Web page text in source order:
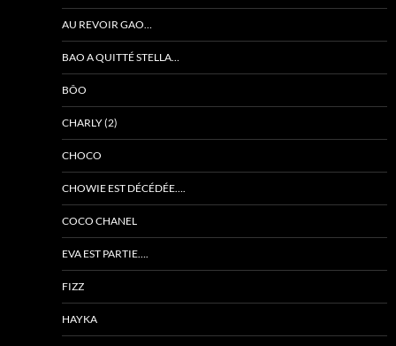
AU REVOIR GAO…
BAO A QUITTÉ STELLA…
BÔO
CHARLY (2)
CHOCO
CHOWIE EST DÉCÉDÉE….
COCO CHANEL
EVA EST PARTIE….
FIZZ
HAYKA